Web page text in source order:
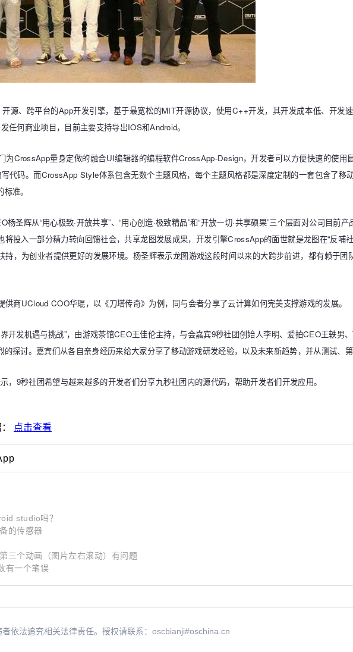
源、跨平台的App开发引擎，基于最宽松的MIT开源协议，使用C++开发，其开发成本低、开发速
任何商业项目，目前主要支持导出IOS和Android。
为CrossApp量身定做的融合UI编辑器的编程软件CrossApp-Design，开发者可以方便快速的使用
代码。而CrossApp Style体系包含无数个主题风格，每个主题风格都是深度定制的一套包含了移
准。
杨圣辉从“用心极致·开放共享”、“用心创造·极致精品”和“开放一切·共享硕果”三个层面对公司目
将投入一部分精力转向回馈社会，共享龙图发展成果，开发引擎CrossApp的面世就是龙图在“反哺
持，为创业者提供更好的发展环境。杨圣辉表示龙图游戏这段时间以来的大跨步前进，都有赖于
供商UCloud COO华琨，以《刀塔传奇》为例，同与会者分享了云计算如何完美支撑游戏的发展。
开发机遇与挑战”，由游戏茶馆CEO王佳伦主持，与会嘉宾9秒社团创始人李明、爱拍CEO王轶男、
探讨。嘉宾们从各自亲身经历来给大家分享了移动游戏研发经验，以及未来新趋势，并从测试、
， 9秒社团希望与越来越多的开发者们分享九秒社团内的源代码，帮助开发者们开发应用。
点击查看
studio吗？
的传感器
三个动画（图片左右滚动）有问题
有一个笔误
into develop
依法追究相关法律责任。授权请联系：oscbianji#oschina.cn